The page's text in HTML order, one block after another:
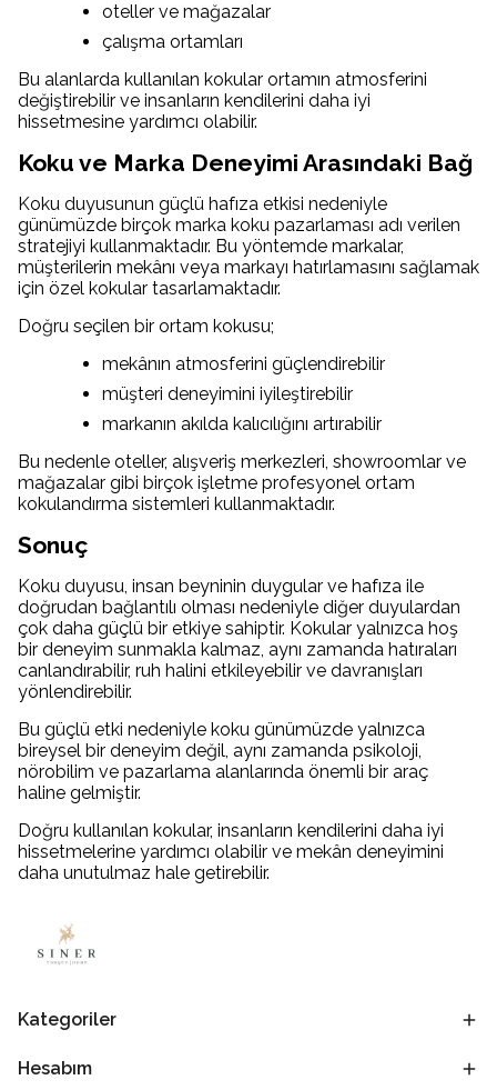
oteller ve mağazalar
çalışma ortamları
Bu alanlarda kullanılan kokular ortamın atmosferini
değiştirebilir ve insanların kendilerini daha iyi
hissetmesine yardımcı olabilir.
Koku ve Marka Deneyimi Arasındaki Bağ
Koku duyusunun güçlü hafıza etkisi nedeniyle
günümüzde birçok marka koku pazarlaması adı verilen
stratejiyi kullanmaktadır. Bu yöntemde markalar,
müşterilerin mekânı veya markayı hatırlamasını sağlamak
için özel kokular tasarlamaktadır.
Doğru seçilen bir ortam kokusu;
mekânın atmosferini güçlendirebilir
müşteri deneyimini iyileştirebilir
markanın akılda kalıcılığını artırabilir
Bu nedenle oteller, alışveriş merkezleri, showroomlar ve
mağazalar gibi birçok işletme profesyonel ortam
kokulandırma sistemleri kullanmaktadır.
Sonuç
Koku duyusu, insan beyninin duygular ve hafıza ile
doğrudan bağlantılı olması nedeniyle diğer duyulardan
çok daha güçlü bir etkiye sahiptir. Kokular yalnızca hoş
bir deneyim sunmakla kalmaz, aynı zamanda hatıraları
canlandırabilir, ruh halini etkileyebilir ve davranışları
yönlendirebilir.
Bu güçlü etki nedeniyle koku günümüzde yalnızca
bireysel bir deneyim değil, aynı zamanda psikoloji,
nörobilim ve pazarlama alanlarında önemli bir araç
haline gelmiştir.
Doğru kullanılan kokular, insanların kendilerini daha iyi
hissetmelerine yardımcı olabilir ve mekân deneyimini
daha unutulmaz hale getirebilir.
Kategoriler
Hesabım